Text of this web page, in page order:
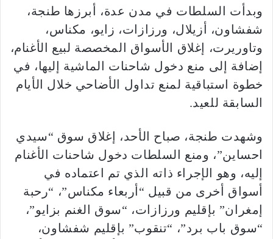
وبدأت السلطات في مدن عدة، أبرزها طنجة،
شفشاون، أزيلال، ورزازات، زايو، مكناس،
وتاوريرت، إغلاق الأسواق المخصصة لبيع الأغنام،
إضافة إلى منع دخول شاحنات الماشية إليها، في
خطوة استباقية لمنع تداول الأضاحي خلال الأيام
السابقة للعيد.
وشهدت طنجة، صباح الأحد، إغلاق سوق “سيدي
احساين”، ومنع السلطات دخول شاحنات الأغنام
إليه، وهو الإجراء ذاته الذي تم اعتماده في
أسواق أخرى من قبيل “أربعاء مكناس”، “رحبة
إمغران” بإقليم ورزازات، “سوق الغنم بزايو”،
“سوق باب برد”، “تنقوب” بإقليم شفشاون،